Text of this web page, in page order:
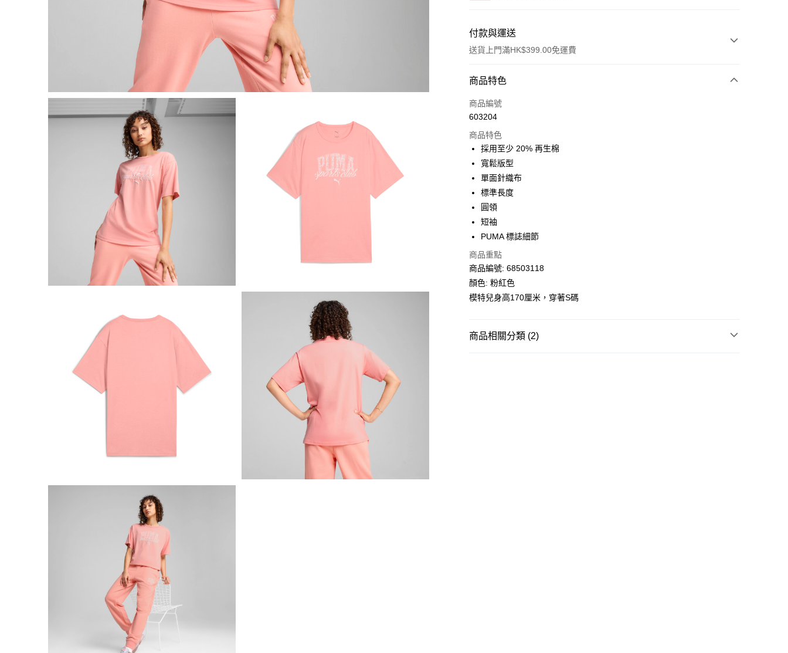
付款與運送
送貨上門滿HK$399.00免運費
付款方式
信用卡
相關說明
Alipay, PayMe, WeChat Pay, UnionPay, FPS
送貨方式
單筆訂單淨值滿$399可享免運費優惠
每筆HK$30.00，滿HK$399.00或以上免運費
滿$599可享澳門免運費優惠
商品特色
商品編號
603204
商品特色
採用至少 20% 再生棉
寬鬆版型
單面針織布
標準長度
圓領
短袖
PUMA 標誌細節
商品重點
商品編號: 68503118
顏色: 粉紅色
模特兒身高170厘米，穿著S碼
商品相關分類 (2)